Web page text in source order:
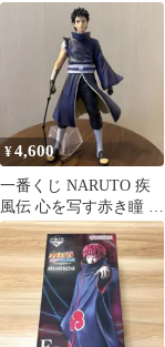
賞 千手扉間 二代目火
¥4,600
一番くじ NARUTO 疾
風伝 心を写す赤き瞳 う
ちはオビト フィギュア